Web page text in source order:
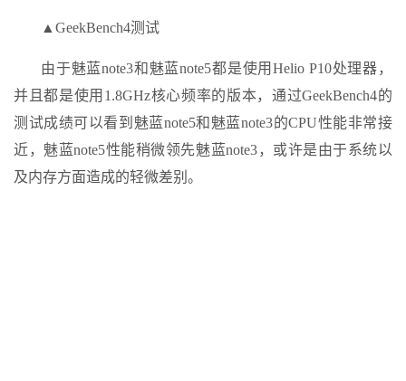
▲GeekBench4测试
由于魅蓝note3和魅蓝note5都是使用Helio P10处理器，
并且都是使用1.8GHz核心频率的版本，通过GeekBench4的
测试成绩可以看到魅蓝note5和魅蓝note3的CPU性能非常接
近，魅蓝note5性能稍微领先魅蓝note3，或许是由于系统以
及内存方面造成的轻微差别。